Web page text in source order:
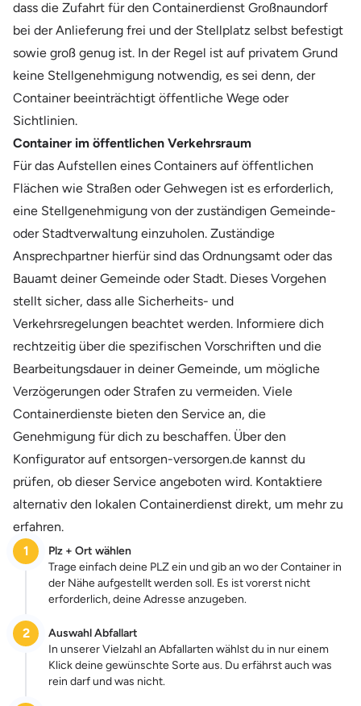
dass die Zufahrt für den Containerdienst Großnaundorf
bei der Anlieferung frei und der Stellplatz selbst befestigt
sowie groß genug ist. In der Regel ist auf privatem Grund
keine Stellgenehmigung notwendig, es sei denn, der
Container beeinträchtigt öffentliche Wege oder
Sichtlinien.
Container im öffentlichen Verkehrsraum
Für das Aufstellen eines Containers auf öffentlichen
Flächen wie Straßen oder Gehwegen ist es erforderlich,
eine Stellgenehmigung von der zuständigen Gemeinde-
oder Stadtverwaltung einzuholen. Zuständige
Ansprechpartner hierfür sind das Ordnungsamt oder das
Bauamt deiner Gemeinde oder Stadt. Dieses Vorgehen
stellt sicher, dass alle Sicherheits- und
Verkehrsregelungen beachtet werden. Informiere dich
rechtzeitig über die spezifischen Vorschriften und die
Bearbeitungsdauer in deiner Gemeinde, um mögliche
Verzögerungen oder Strafen zu vermeiden. Viele
Containerdienste bieten den Service an, die
Genehmigung für dich zu beschaffen. Über den
Konfigurator auf entsorgen-versorgen.de kannst du
prüfen, ob dieser Service angeboten wird. Kontaktiere
alternativ den lokalen Containerdienst direkt, um mehr zu
erfahren.
1
Plz + Ort wählen
Trage einfach deine PLZ ein und gib an wo der Container in
der Nähe aufgestellt werden soll. Es ist vorerst nicht
erforderlich, deine Adresse anzugeben.
2
Auswahl Abfallart
In unserer Vielzahl an Abfallarten wählst du in nur einem
Klick deine gewünschte Sorte aus. Du erfährst auch was
rein darf und was nicht.